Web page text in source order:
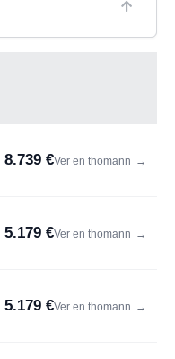
8.739 €Ver en thomann →
5.179 €Ver en thomann →
5.179 €Ver en thomann →